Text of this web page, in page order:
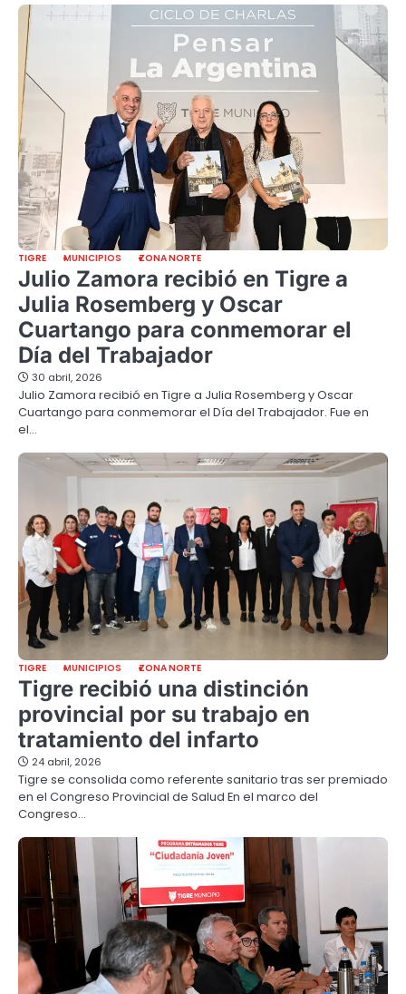
TIGRE MUNICIPIOS ZONA NORTE
Julio Zamora recibió en Tigre a
Julia Rosemberg y Oscar
Cuartango para conmemorar el
Día del Trabajador
30 abril, 2026
Julio Zamora recibió en Tigre a Julia Rosemberg y Oscar
Cuartango para conmemorar el Día del Trabajador. Fue en
el…
TIGRE MUNICIPIOS ZONA NORTE
Tigre recibió una distinción
provincial por su trabajo en
tratamiento del infarto
24 abril, 2026
Tigre se consolida como referente sanitario tras ser premiado
en el Congreso Provincial de Salud En el marco del
Congreso…